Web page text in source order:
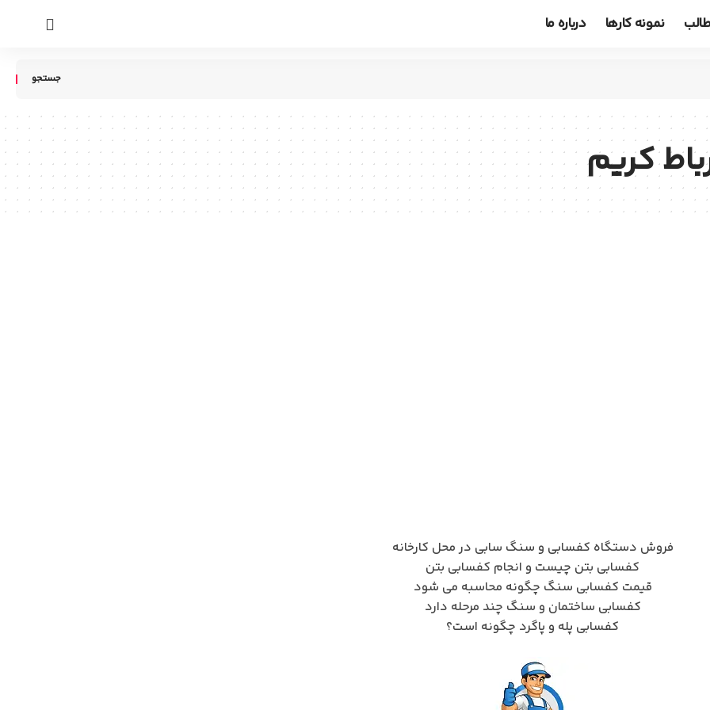
نمونه کارها درباره ما
کریم
فروش دستگاه کفسابی و سنگ سابی در محل کارخانه
کفسابی بتن چیست و انجام کفسابی بتن
قیمت کفسابی سنگ چگونه محاسبه می شود
کفسابی ساختمان و سنگ چند مرحله دارد
کفسابی پله و پاگرد چگونه است؟